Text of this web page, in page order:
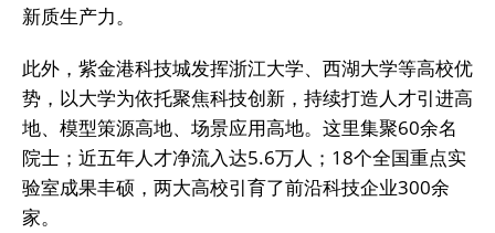
新质生产力。
此外，紫金港科技城发挥浙江大学、西湖大学等高校优
势，以大学为依托聚焦科技创新，持续打造人才引进高
地、模型策源高地、场景应用高地。这里集聚60余名
院士；近五年人才净流入达5.6万人；18个全国重点实
验室成果丰硕，两大高校引育了前沿科技企业300余
家。